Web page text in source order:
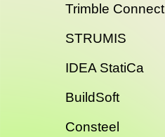
Trimble Connect
STRUMIS
IDEA StatiCa
BuildSoft
Consteel